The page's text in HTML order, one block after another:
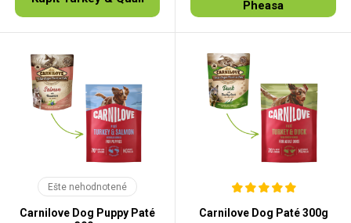
Pheasa
Ešte nehodnotené
Carnilove Dog Puppy Paté
Carnilove Dog Paté 300g